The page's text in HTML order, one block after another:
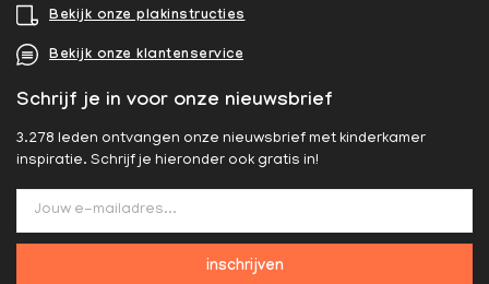
Bekijk onze plakinstructies
Bekijk onze klantenservice
Schrijf je in voor onze nieuwsbrief
3.278 leden ontvangen onze nieuwsbrief met kinderkamer
inspiratie. Schrijf je hieronder ook gratis in!
inschrijven